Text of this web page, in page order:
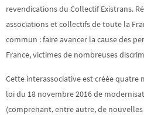
revendications du Collectif Existrans.
associations et collectifs de toute la
commun : faire avancer la cause des
France, victimes de nombreuses
Cette interassociative est créée quatre
loi du 18 novembre 2016 de
(comprenant, entre autre, de